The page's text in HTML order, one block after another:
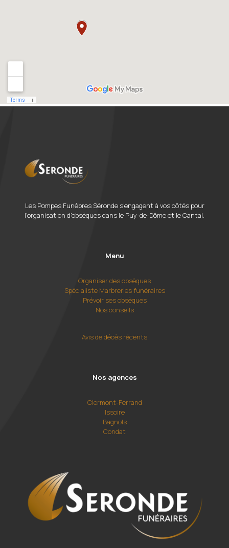
Les Pompes Funèbres Séronde s'engagent à vos côtés pour
l'organisation d'obsèques dans le Puy-de-Dôme et le Cantal.
Menu
Organiser des obsèques
Spécialiste Marbreries funéraires
Prévoir ses obsèques
Nos conseils
Avis de décès récents
Nos agences
Clermont-Ferrand
Issoire
Bagnols
Condat